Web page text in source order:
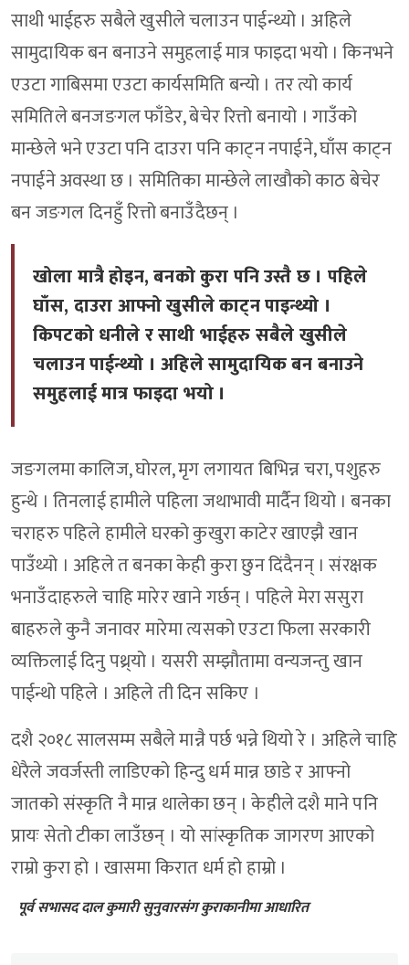
साथी भाईहरु सबैले खुसीले चलाउन पाईन्थ्यो । अहिले
सामुदायिक बन बनाउने समुहलाई मात्र फाइदा भयो । किनभने
एउटा गाबिसमा एउटा कार्यसमिति बन्यो । तर त्यो कार्य
समितिले बनजङगल फाँडेर, बेचेर रित्तो बनायो । गाउँको
मान्छेले भने एउटा पनि दाउरा पनि काट्न नपाईने, घाँस काट्न
नपाईने अवस्था छ । समितिका मान्छेले लाखौको काठ बेचेर
बन जङगल दिनहुँ रित्तो बनाउँदैछन् ।
खोला मात्रै होइन, बनको कुरा पनि उस्तै छ । पहिले
घाँस, दाउरा आफ्नो खुसीले काट्न पाइन्थ्यो ।
किपटको धनीले र साथी भाईहरु सबैले खुसीले
चलाउन पाईन्थ्यो । अहिले सामुदायिक बन बनाउने
समुहलाई मात्र फाइदा भयो ।
जङगलमा कालिज, घोरल, मृग लगायत बिभिन्न चरा, पशुहरु
हुन्थे । तिनलाई हामीले पहिला जथाभावी मार्दैन थियो । बनका
चराहरु पहिले हामीले घरको कुखुरा काटेर खाएझै खान
पाउँथ्यो । अहिले त बनका केही कुरा छुन दिंदैनन् । संरक्षक
भनाउँदाहरुले चाहि मारेर खाने गर्छन् । पहिले मेरा ससुरा
बाहरुले कुनै जनावर मारेमा त्यसको एउटा फिला सरकारी
व्यक्तिलाई दिनु पथ्र्यो । यसरी सम्झौतामा वन्यजन्तु खान
पाईन्थो पहिले । अहिले ती दिन सकिए ।
दशै २०१८ सालसम्म सबैले मान्नै पर्छ भन्ने थियो रे । अहिले चाहि
धेरैले जवर्जस्ती लाडिएको हिन्दु धर्म मान्न छाडे र आफ्नो
जातको संस्कृति नै मान्न थालेका छन् । केहीले दशै माने पनि
प्रायः सेतो टीका लाउँछन् । यो सांस्कृतिक जागरण आएको
राम्रो कुरा हो । खासमा किरात धर्म हो हाम्रो ।
पूर्व सभासद दाल कुमारी सुनुवारसंग कुराकानीमा आधारित